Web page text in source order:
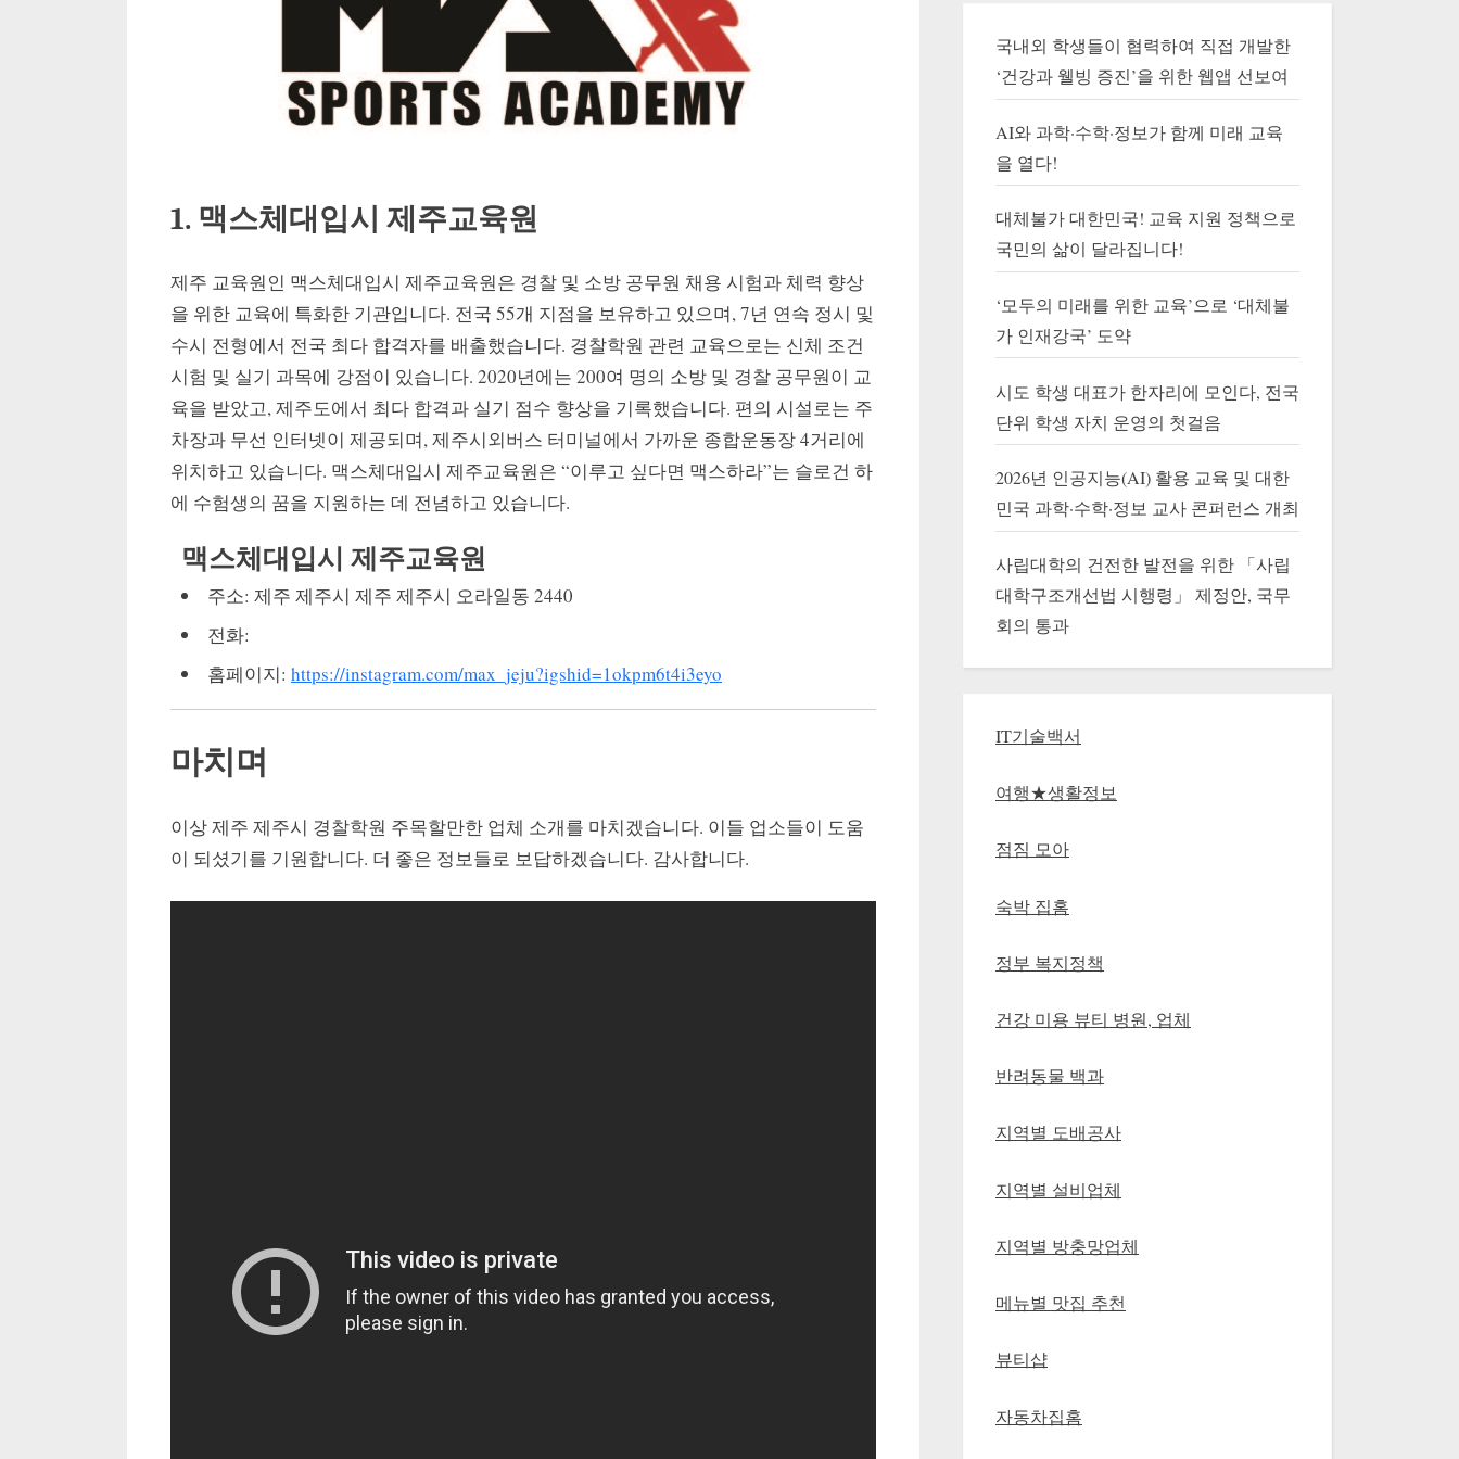
1. 맥스체대입시 제주교육원
제주 교육원인 맥스체대입시 제주교육원은 경찰 및 소방 공무원 채용 시험과 체력 향상
을 위한 교육에 특화한 기관입니다. 전국 55개 지점을 보유하고 있으며, 7년 연속 정시 및
수시 전형에서 전국 최다 합격자를 배출했습니다. 경찰학원 관련 교육으로는 신체 조건
시험 및 실기 과목에 강점이 있습니다. 2020년에는 200여 명의 소방 및 경찰 공무원이 교
육을 받았고, 제주도에서 최다 합격과 실기 점수 향상을 기록했습니다. 편의 시설로는 주
차장과 무선 인터넷이 제공되며, 제주시외버스 터미널에서 가까운 종합운동장 4거리에
위치하고 있습니다. 맥스체대입시 제주교육원은 “이루고 싶다면 맥스하라”는 슬로건 하
에 수험생의 꿈을 지원하는 데 전념하고 있습니다.
맥스체대입시 제주교육원
주소: 제주 제주시 제주 제주시 오라일동 2440
전화:
홈페이지: https://instagram.com/max_jeju?igshid=1okpm6t4i3eyo
마치며
이상 제주 제주시 경찰학원 주목할만한 업체 소개를 마치겠습니다. 이들 업소들이 도움
이 되셨기를 기원합니다. 더 좋은 정보들로 보답하겠습니다. 감사합니다.
국내외 학생들이 협력하여 직접 개발한
‘건강과 웰빙 증진’을 위한 웹앱 선보여
AI와 과학·수학·정보가 함께 미래 교육
을 열다!
대체불가 대한민국! 교육 지원 정책으로
국민의 삶이 달라집니다!
‘모두의 미래를 위한 교육’으로 ‘대체불
가 인재강국’ 도약
시도 학생 대표가 한자리에 모인다, 전국
단위 학생 자치 운영의 첫걸음
2026년 인공지능(AI) 활용 교육 및 대한
민국 과학·수학·정보 교사 콘퍼런스 개최
사립대학의 건전한 발전을 위한 「사립
대학구조개선법 시행령」 제정안, 국무
회의 통과
IT기술백서
여행★생활정보
점짐 모아
숙박 집홈
정부 복지정책
건강 미용 뷰티 병원, 업체
반려동물 백과
지역별 도배공사
지역별 설비업체
지역별 방충망업체
메뉴별 맛집 추천
뷰티샵
자동차집홈